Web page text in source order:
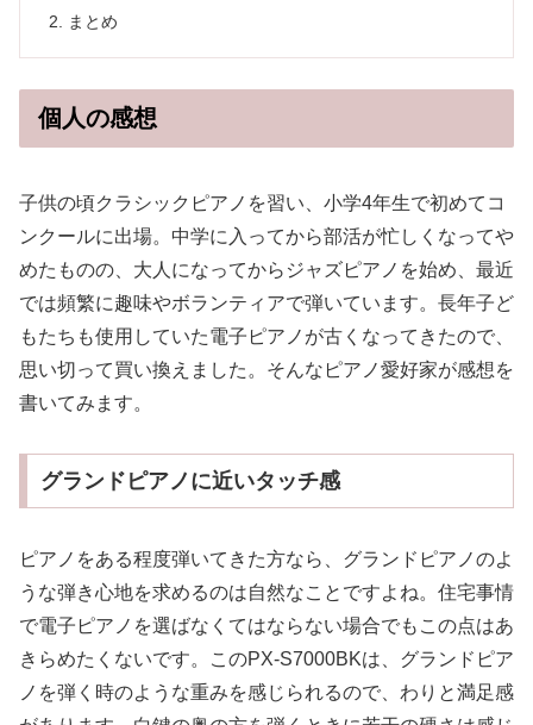
まとめ
個人の感想
子供の頃クラシックピアノを習い、小学4年生で初めてコ
ンクールに出場。中学に入ってから部活が忙しくなってや
めたものの、大人になってからジャズピアノを始め、最近
では頻繁に趣味やボランティアで弾いています。長年子ど
もたちも使用していた電子ピアノが古くなってきたので、
思い切って買い換えました。そんなピアノ愛好家が感想を
書いてみます。
グランドピアノに近いタッチ感
ピアノをある程度弾いてきた方なら、グランドピアノのよ
うな弾き心地を求めるのは自然なことですよね。住宅事情
で電子ピアノを選ばなくてはならない場合でもこの点はあ
きらめたくないです。このPX-S7000BKは、グランドピア
ノを弾く時のような重みを感じられるので、わりと満足感